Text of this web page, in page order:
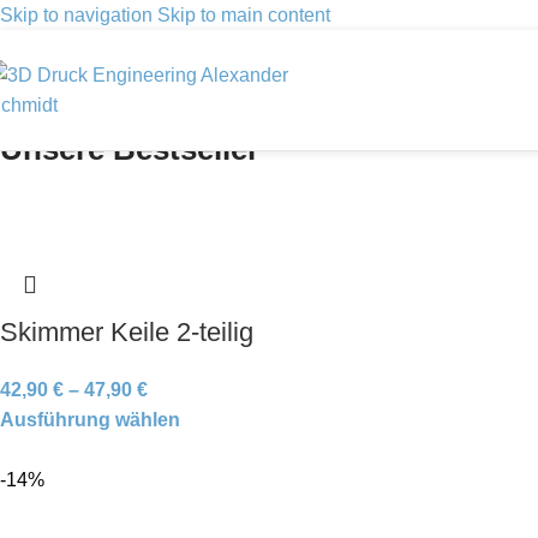
Skip to navigation Skip to main content
Unsere Bestseller
Skimmer Keile 2-teilig
42,90 € – 47,90 €
Ausführung wählen
-14%